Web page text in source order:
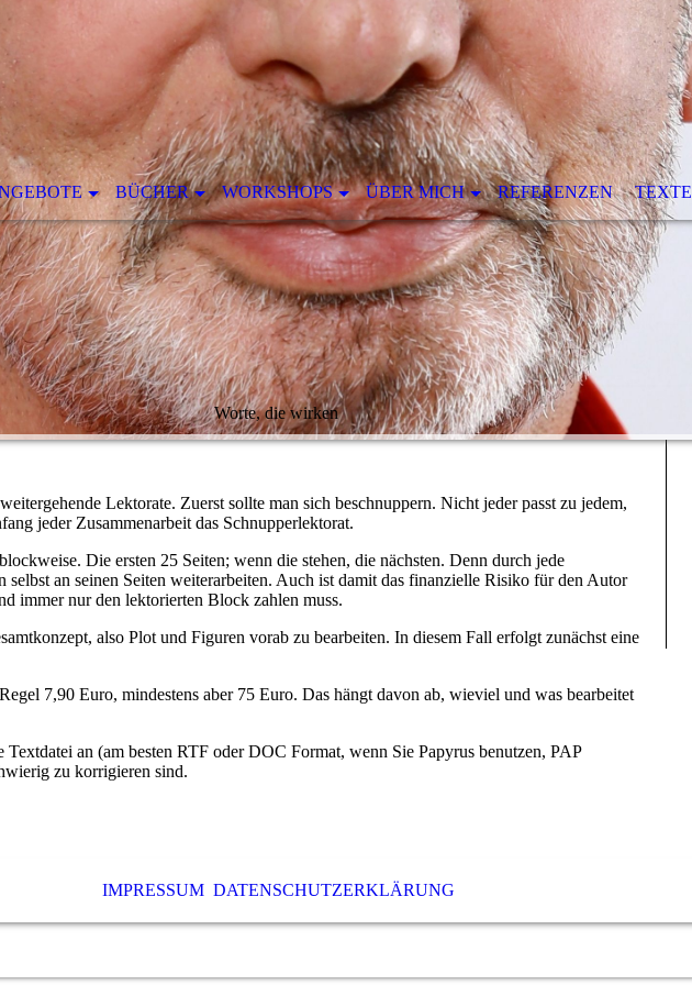
BÜCHER WORKSHOPS ÜBER MICH REFERENZEN TEXTE
Worte, die wirken
Lektorate. Zuerst sollte man sich beschnuppern. Nicht jeder passt zu jedem,
jeder Zusammenarbeit das Schnupperlektorat.
Die ersten 25 Seiten; wenn die stehen, die nächsten. Denn durch jede
an seinen Seiten weiterarbeiten. Auch ist damit das finanzielle Risiko für den Autor
immer nur den lektorierten Block zahlen muss.
also Plot und Figuren vorab zu bearbeiten. In diesem Fall erfolgt zunächst eine
7,90 Euro, mindestens aber 75 Euro. Das hängt davon ab, wieviel und was bearbeitet
Textdatei an (am besten RTF oder DOC Format, wenn Sie Papyrus benutzen, PAP
zu korrigieren sind.
IMPRESSUM DATENSCHUTZERKLÄRUNG